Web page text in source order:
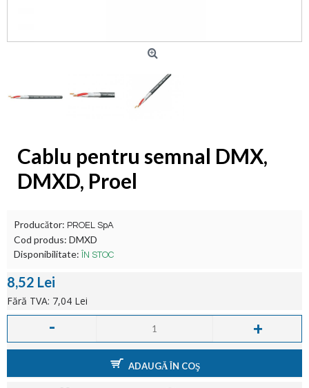
Cablu pentru semnal DMX,
DMXD, Proel
Producător: PROEL SpA
Cod produs: DMXD
Disponibilitate:
ÎN STOC
8,52 Lei
Fără TVA: 7,04 Lei
- +
ADAUGĂ ÎN COŞ